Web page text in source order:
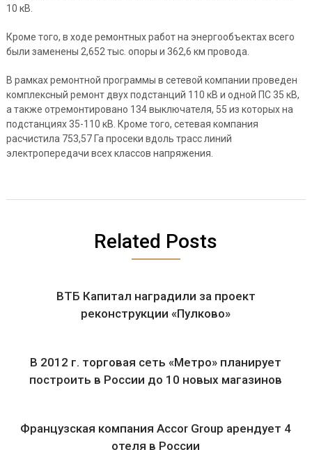
10 кВ.
Кроме того, в ходе ремонтных работ на энергообъектах всего
были заменены 2,652 тыс. опоры и 362,6 км провода.
В рамках ремонтной программы в сетевой компании проведен
комплексный ремонт двух подстанций 110 кВ и одной ПС 35 кВ,
а также отремонтировано 134 выключателя, 55 из которых на
подстанциях 35-110 кВ. Кроме того, сетевая компания
расчистила 753,57 Га просеки вдоль трасс линий
электропередачи всех классов напряжения.
Related Posts
ВТБ Капитал наградили за проект
реконструкции «Пулково»
В 2012 г. торговая сеть «Метро» планирует
построить в России до 10 новых магазинов
Французская компания Accor Group арендует 4
отеля в России